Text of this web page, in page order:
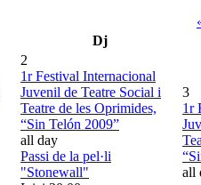
Dj
2
1r Festival Internacional
Juvenil de Teatre Social i
Teatre de les Oprimides,
“Sin Telón 2009”
all day
Passi de la pel·li
"Stonewall"
3
1r
all